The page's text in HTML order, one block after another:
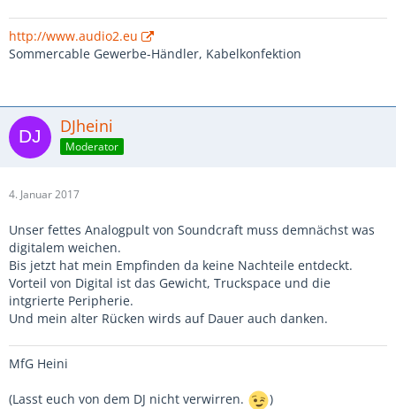
http://www.audio2.eu
Sommercable Gewerbe-Händler, Kabelkonfektion
DJheini
Moderator
4. Januar 2017
Unser fettes Analogpult von Soundcraft muss demnächst was
digitalem weichen.
Bis jetzt hat mein Empfinden da keine Nachteile entdeckt.
Vorteil von Digital ist das Gewicht, Truckspace und die
intgrierte Peripherie.
Und mein alter Rücken wirds auf Dauer auch danken.
MfG Heini
(Lasst euch von dem DJ nicht verwirren. )